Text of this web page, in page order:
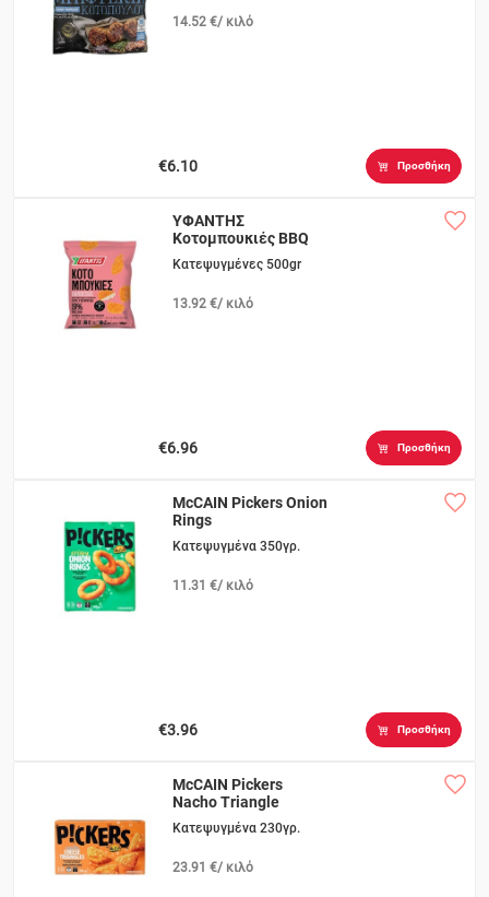
14.52 €/ κιλό
€6.10 Προσθήκη
ΥΦΑΝΤΗΣ
Κοτομπουκιές BBQ
Κατεψυγμένες 500gr
13.92 €/ κιλό
€6.96 Προσθήκη
McCAIN Pickers Onion
Rings
Κατεψυγμένα 350γρ.
11.31 €/ κιλό
€3.96 Προσθήκη
McCAIN Pickers
Nacho Triangle
Κατεψυγμένα 230γρ.
23.91 €/ κιλό